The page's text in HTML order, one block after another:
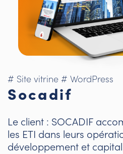
# Site vitrine # WordPress
Socadif
Le client : SOCADIF
les ETI dans leurs
développement et